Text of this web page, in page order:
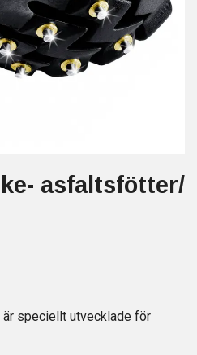
asfaltsfötter/
är speciellt utvecklade för